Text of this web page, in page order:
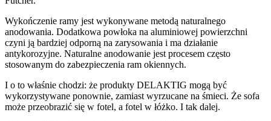
Wykończenie ramy jest wykonywane metodą naturalnego
anodowania. Dodatkowa powłoka na aluminiowej powierzchni
czyni ją bardziej odporną na zarysowania i ma działanie
antykorozyjne. Naturalne anodowanie jest procesem często
stosowanym do zabezpieczenia ram okiennych.
I o to właśnie chodzi: że produkty DELAKTIG mogą być
wykorzystywane ponownie, zamiast wyrzucane na śmieci. Że sofa
może przeobrazić się w fotel, a fotel w łóżko. I tak dalej.